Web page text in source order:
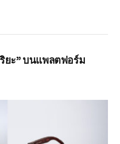
ยะ” บนแพลตฟอร์ม